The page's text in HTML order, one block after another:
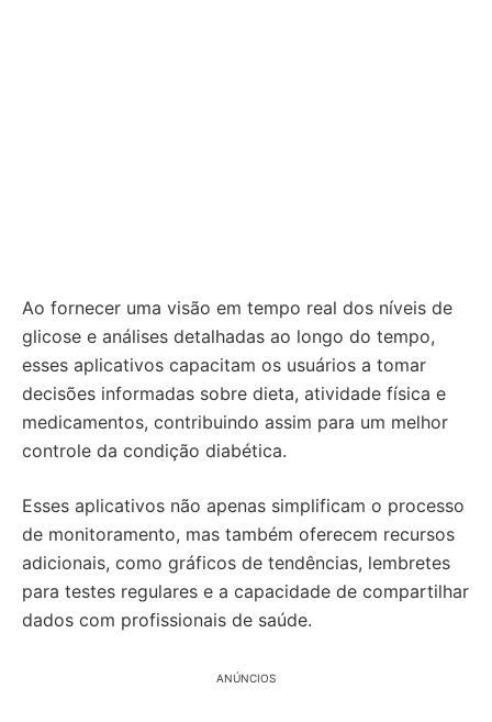
Ao fornecer uma visão em tempo real dos níveis de
glicose e análises detalhadas ao longo do tempo,
esses aplicativos capacitam os usuários a tomar
decisões informadas sobre dieta, atividade física e
medicamentos, contribuindo assim para um melhor
controle da condição diabética.
Esses aplicativos não apenas simplificam o processo
de monitoramento, mas também oferecem recursos
adicionais, como gráficos de tendências, lembretes
para testes regulares e a capacidade de compartilhar
dados com profissionais de saúde.
ANÚNCIOS